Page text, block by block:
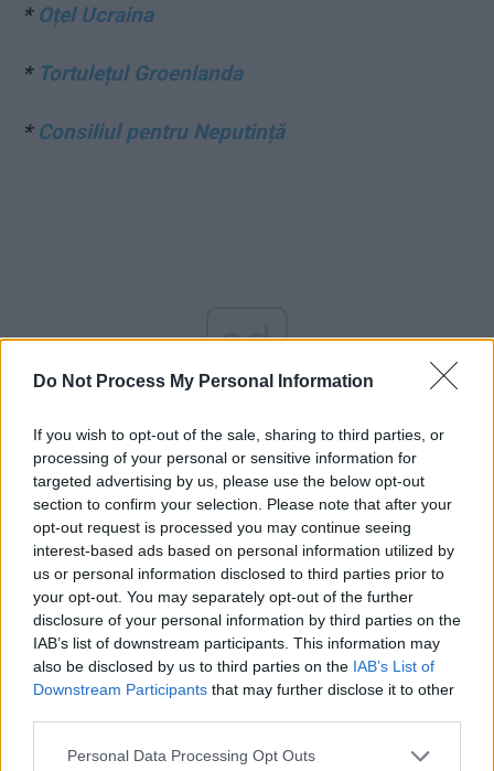
Do Not Process My Personal Information
If you wish to opt-out of the sale, sharing to third parties, or
processing of your personal or sensitive information for
targeted advertising by us, please use the below opt-out
section to confirm your selection. Please note that after your
opt-out request is processed you may continue seeing
interest-based ads based on personal information utilized by
us or personal information disclosed to third parties prior to
your opt-out. You may separately opt-out of the further
disclosure of your personal information by third parties on the
IAB’s list of downstream participants. This information may
also be disclosed by us to third parties on the IAB’s List of
Downstream Participants that may further disclose it to other
Personal Data Processing Opt Outs
* Oțel Ucraina
* Tortulețul Groenlanda
* Consiliul pentru Neputință
ad
*Doctrina Münchhausen
*Zeloșii lui Zelea
*King Kong